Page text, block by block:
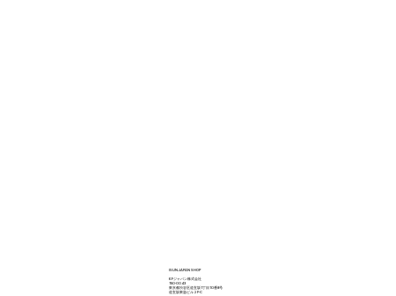
ISUN JAPAN SHOP
KFジャパン株式会社
150-0043
東京都渋谷区道玄坂1丁目10番8号
道玄坂東急ビル２F-C